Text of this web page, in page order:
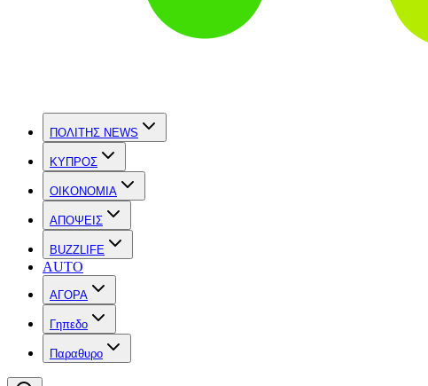
ΠΟΛΙΤΗΣ NEWS
ΚΥΠΡΟΣ
OIKONOMIA
ΑΠΟΨΕΙΣ
BUZZLIFE
AUTO
ΑΓΟΡΑ
Γηπεδο
Παραθυρο